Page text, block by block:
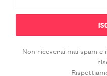
Non riceverai mai spam